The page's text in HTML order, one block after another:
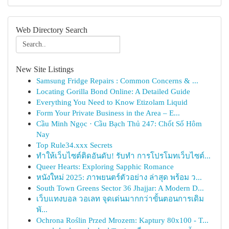
Web Directory Search
New Site Listings
Samsung Fridge Repairs : Common Concerns & ...
Locating Gorilla Bond Online: A Detailed Guide
Everything You Need to Know Etizolam Liquid
Form Your Private Business in the Area – E...
Cầu Minh Ngọc · Cầu Bạch Thủ 247: Chốt Số Hôm
Nay
Top Rule34.xxx Secrets
ทำให้เว็บไซต์ติดอันดับ! รับทำ การโปรโมทเว็บไซต์...
Queer Hearts: Exploring Sapphic Romance
หนังใหม่ 2025: ภาพยนตร์ตัวอย่าง ล่าสุด พร้อม ว...
South Town Greens Sector 36 Jhajjar: A Modern D...
เว็บแทงบอล วอเลท จุดเด่นมากกว่าขั้นตอนการเดิม
พั...
Ochrona Roślin Przed Mrozem: Kaptury 80x100 - T...